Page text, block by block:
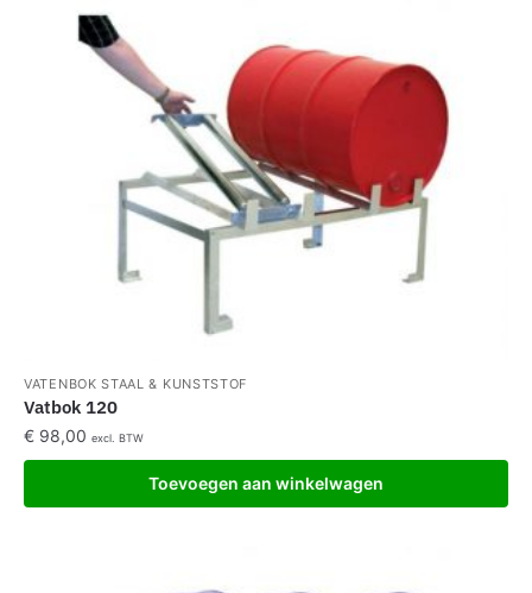
VATENBOK STAAL & KUNSTSTOF
Vatbok 120
€ 98,00 excl. BTW
Toevoegen aan winkelwagen